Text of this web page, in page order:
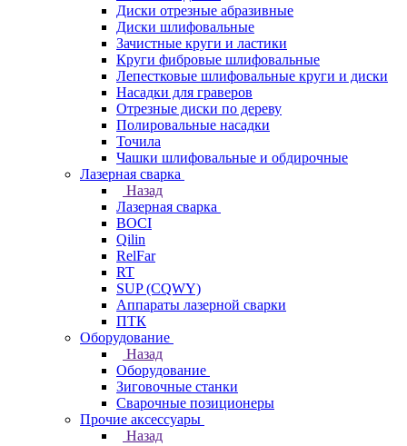
Диски отрезные абразивные
Диски шлифовальные
Зачистные круги и ластики
Круги фибровые шлифовальные
Лепестковые шлифовальные круги и диски
Насадки для граверов
Отрезные диски по дереву
Полировальные насадки
Точила
Чашки шлифовальные и обдирочные
Лазерная сварка
Назад
Лазерная сварка
BOCI
Qilin
RelFar
RT
SUP (CQWY)
Аппараты лазерной сварки
ПТК
Оборудование
Назад
Оборудование
Зиговочные станки
Сварочные позиционеры
Прочие аксессуары
Назад